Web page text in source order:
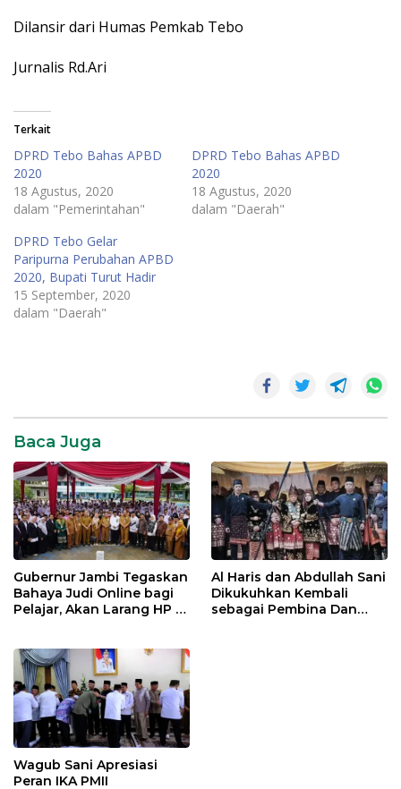
Dilansir dari Humas Pemkab Tebo
Jurnalis Rd.Ari
Terkait
DPRD Tebo Bahas APBD
2020
18 Agustus, 2020
dalam "Pemerintahan"
DPRD Tebo Bahas APBD
2020
18 Agustus, 2020
dalam "Daerah"
DPRD Tebo Gelar
Paripurna Perubahan APBD
2020, Bupati Turut Hadir
15 September, 2020
dalam "Daerah"
Baca Juga
Gubernur Jambi Tegaskan
Bahaya Judi Online bagi
Pelajar, Akan Larang HP di
Al Haris dan Abdullah Sani
Dikukuhkan Kembali
sebagai Pembina Dan
Wagub Sani Apresiasi
Peran IKA PMII